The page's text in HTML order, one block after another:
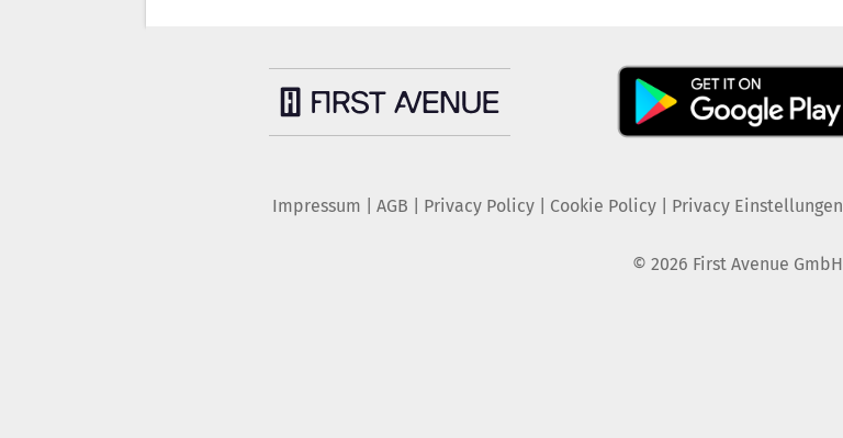
Impressum AGB Privacy Policy| Cookie Policy| Privacy Einstellungen
© 2026 First Avenue GmbH